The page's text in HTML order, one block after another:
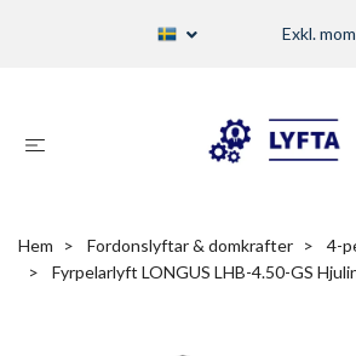
Exkl.
Hem Fordonslyftar & domkrafter
4-
Fyrpelarlyft LONGUS LHB-4.50-GS